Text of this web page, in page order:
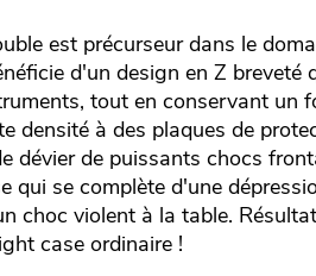
est précurseur dans le
d'un design en Z breveté
tout en conservant un
densité à des plaques de
dévier de puissants chocs
qui se complète d'une
choc violent à la table.
case ordinaire !